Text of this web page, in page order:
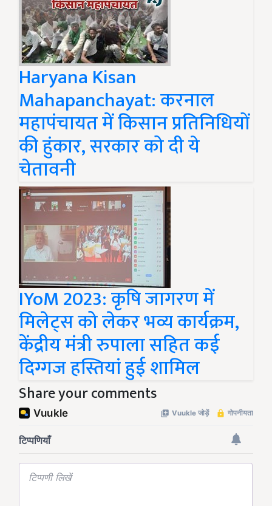
Haryana Kisan
Mahapanchayat: करनाल
महापंचायत में किसान प्रतिनिधियों
की हुंकार, सरकार को दी ये
चेतावनी
IYoM 2023: कृषि जागरण में
मिलेट्स को लेकर भव्य कार्यक्रम,
केंद्रीय मंत्री रुपाला सहित कई
दिग्गज हस्तियां हुई शामिल
Share your comments